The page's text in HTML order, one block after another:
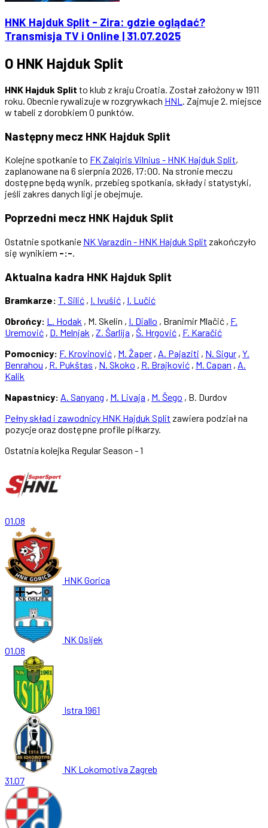
HNK Hajduk Split - Zira: gdzie oglądać?
Transmisja TV i Online | 31.07.2025
O HNK Hajduk Split
HNK Hajduk Split to klub z kraju Croatia. Został założony w 1911
roku. Obecnie rywalizuje w rozgrywkach HNL . Zajmuje 2. miejsce
w tabeli z dorobkiem 0 punktów.
Następny mecz HNK Hajduk Split
Kolejne spotkanie to FK Zalgiris Vilnius - HNK Hajduk Split,
zaplanowane na 6 sierpnia 2026, 17:00. Na stronie meczu
dostępne będą wynik, przebieg spotkania, składy i statystyki,
jeśli zakres danych ligi je obejmuje.
Poprzedni mecz HNK Hajduk Split
Ostatnie spotkanie NK Varazdin - HNK Hajduk Split zakończyło
się wynikiem -:-
Aktualna kadra HNK Hajduk Split
Bramkarze: T. Silić , I. Ivušić , I. Lučić
Obrońcy: L. Hodak , M. Skelin , I. Diallo , Branimir Mlačić , F.
Uremović , D. Melnjak , Z. Šarlija , Š. Hrgović , F. Karačić
Pomocnicy: F. Krovinović , M. Žaper , A. Pajaziti , N. Sigur , Y.
Benrahou , R. Pukštas , N. Skoko , R. Brajković , M. Capan , A.
Kalik
Napastnicy: A. Sanyang , M. Livaja , M. Šego , B. Durdov
Pełny skład i zawodnicy HNK Hajduk Split zawiera podział na
pozycje oraz dostępne profile piłkarzy.
Ostatnia kolejka Regular Season - 1
01.08
HNK Gorica
NK Osijek
01.08
Istra 1961
NK Lokomotiva Zagreb
31.07